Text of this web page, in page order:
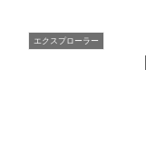
エクスプローラー